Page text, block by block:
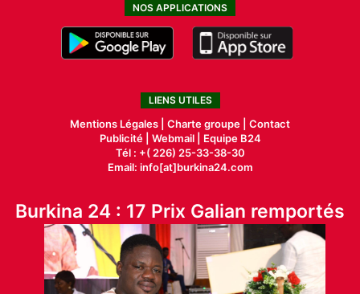
NOS APPLICATIONS
LIENS UTILES
Mentions Légales | Charte groupe | Contact
Publicité| Webmail |
Equipe B24
Tél : +( 226) 25-33-38-30
Email: info[at]burkina24.com
Burkina 24 : 17 Prix Galian remportés